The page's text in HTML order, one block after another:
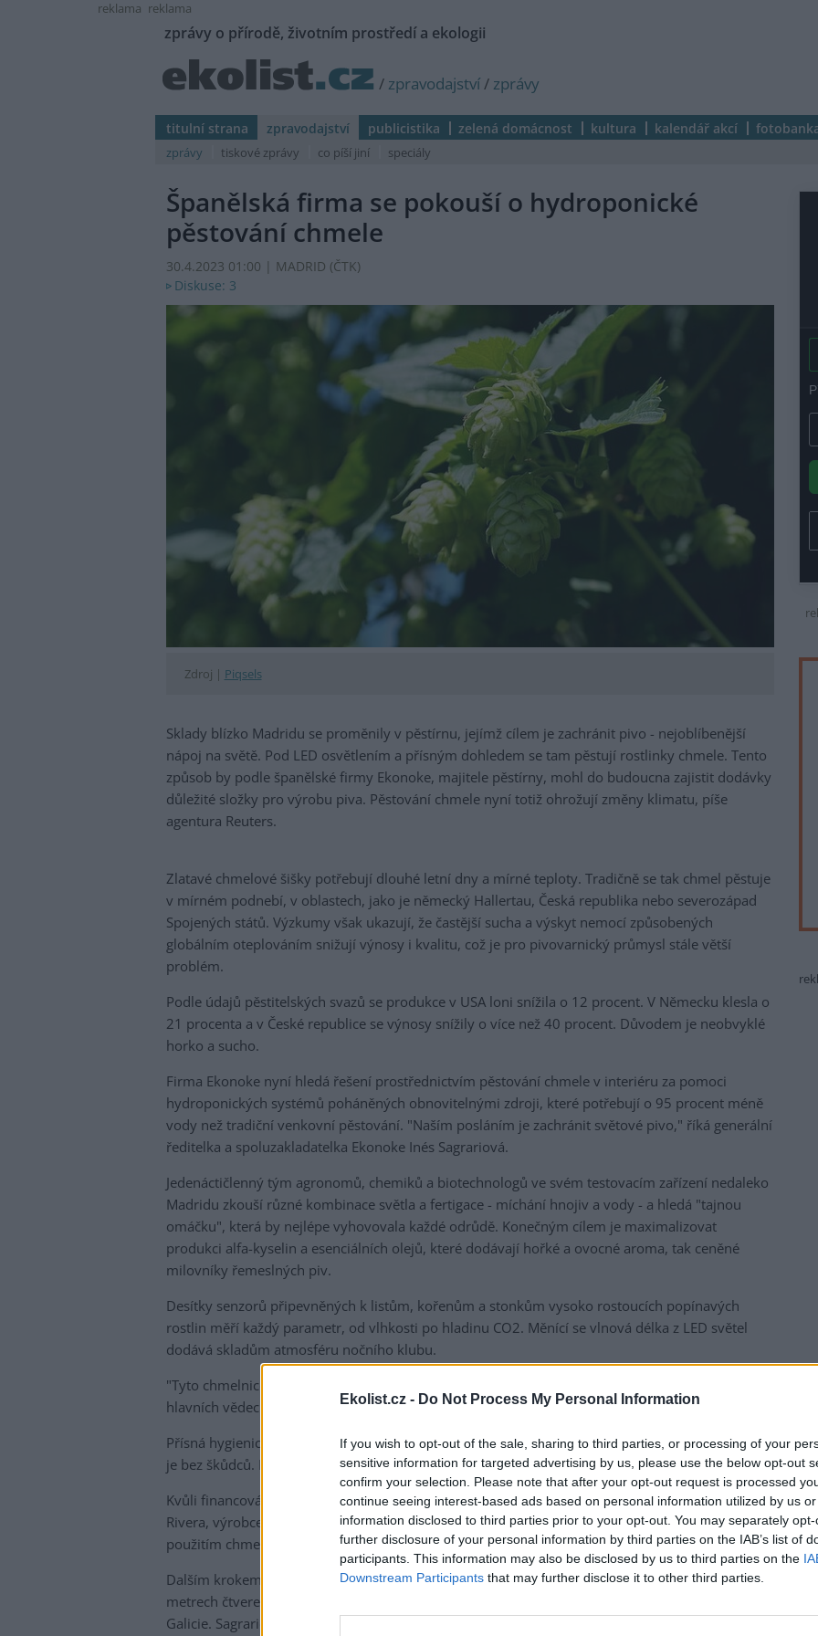
Ekolist.cz - Do Not Process My Personal Information
If you wish to opt-out of the sale, sharing to third parties, or processing of your
sensitive information for targeted advertising by us, please use the below opt-out
confirm your selection. Please note that after your opt-out request is processed
continue seeing interest-based ads based on personal information utilized by us
information disclosed to third parties prior to your opt-out. You may separately
further disclosure of your personal information by third parties on the IAB’s list of
participants. This information may also be disclosed by us to third parties on the
Downstream Participants that may further disclose it to other third parties.
reklama reklama
zprávy o přírodě, životním prostředí a ekologii
/ zpravodajství/ zprávy
titulní strana zpravodajství publicistika zelená domácnost kultura kalendář akcí
zprávy tiskové zprávy co píší jiní speciály
Španělská firma se pokouší o hydroponické
pěstování chmele
30.4.2023 01:00 | MADRID (ČTK)
Diskuse: 3
Zdroj | Piqsels
Sklady blízko Madridu se proměnily v pěstírnu, jejímž cílem je zachránit pivo - nejoblíbenější
nápoj na světě. Pod LED osvětlením a přísným dohledem se tam pěstují rostlinky chmele. Tento
způsob by podle španělské firmy Ekonoke, majitele pěstírny, mohl do budoucna zajistit dodávky
důležité složky pro výrobu piva. Pěstování chmele nyní totiž ohrožují změny klimatu, píše
agentura Reuters.
Zlatavé chmelové šišky potřebují dlouhé letní dny a mírné teploty. Tradičně se tak chmel pěstuje
v mírném podnebí, v oblastech, jako je německý Hallertau, Česká republika nebo severozápad
Spojených států. Výzkumy však ukazují, že častější sucha a výskyt nemocí způsobených
globálním oteplováním snižují výnosy i kvalitu, což je pro pivovarnický průmysl stále větší
problém.
Podle údajů pěstitelských svazů se produkce v USA loni snížila o 12 procent. V Německu klesla o
21 procenta a v České republice se výnosy snížily o více než 40 procent. Důvodem je neobvyklé
horko a sucho.
Firma Ekonoke nyní hledá řešení prostřednictvím pěstování chmele v interiéru za pomoci
hydroponických systémů poháněných obnovitelnými zdroji, které potřebují o 95 procent méně
vody než tradiční venkovní pěstování. "Naším posláním je zachránit světové pivo," říká generální
ředitelka a spoluzakladatelka Ekonoke Inés Sagrariová.
Jedenáctičlenný tým agronomů, chemiků a biotechnologů ve svém testovacím zařízení nedaleko
Madridu zkouší různé kombinace světla a fertigace - míchání hnojiv a vody - a hledá "tajnou
omáčku", která by nejlépe vyhovovala každé odrůdě. Konečným cílem je maximalizovat
produkci alfa-kyselin a esenciálních olejů, které dodávají hořké a ovocné aroma, tak ceněné
milovníky řemeslných piv.
Desítky senzorů připevněných k listům, kořenům a stonkům vysoko rostoucích popínavých
rostlin měří každý parametr, od vlhkosti po hladinu CO2. Měnící se vlnová délka z LED světel
dodává skladům atmosféru nočního klubu.
"Tyto chmelnice nikdy neviděly sluneční světlo, pouze naši vlastní světelnou show," říká jeden z
hlavních vědecký pracovníků firmy Ekonoke Javier Ramiro.
Přísná hygienická opatření, jako jsou ochranné oděvy pro zaměstnance, pak zajišťují, že prostor
je bez škůdců. Není tak potřeba pesticidů, na kterých je tradiční zemědělství často závislé.
Kvůli financování výzkumu a expanze firma Ekonoke navázala spolupráci se skupinou Hijos de
Rivera, výrobcem značky Estrella Galicia. Ta nabídla i limitovanou edici piva ve stylu IPA s
použitím chmele Ekonoke. Pivo se čepuje v baru v madridské hipsterské čtvrti Chueca.
Dalším krokem má být rozšíření produkce ze současných několika desítek rostlin na 1200
metrech čtverečních do tří místností po 400 rostlinách. Tato pěstírna se nachází na severozápadě
Galicie. Sagrariová dodává, že v budoucnosti by bylo ideální, kdyby se vnitřní pěstírny chmele